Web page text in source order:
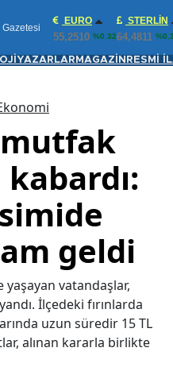
EURO
55,2510 %0.32
STERLIN
64,4811
YAZARLAR MAGAZİN RESMİ
mutfak
geldi
yaşayan vatandaşlar,
İlçedeki fırınlarda
uzun süredir 15 TL
alınan kararla birlikte